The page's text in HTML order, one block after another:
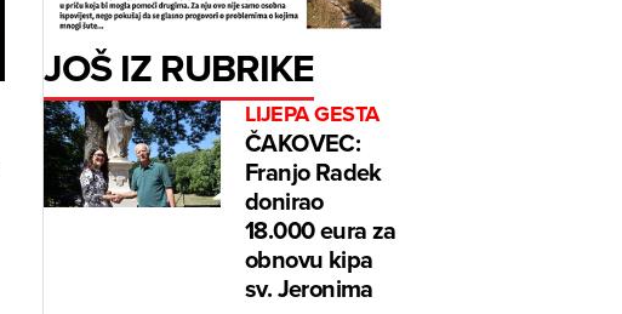
JOŠ IZ RUBRIKE
LIJEPA GESTA
ČAKOVEC:
Franjo Radek
donirao
18.000 eura za
obnovu kipa
sv. Jeronima